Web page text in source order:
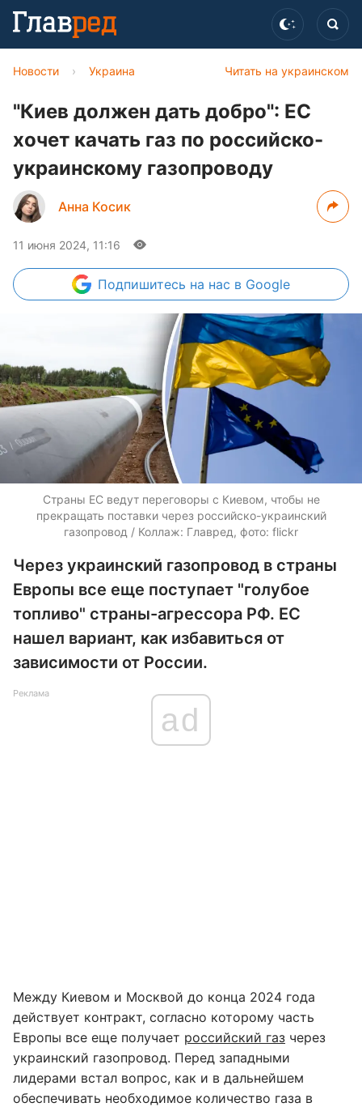
Читать на украинском
Новости › Украина
"Киев должен дать добро": ЕС
хочет качать газ по российско-
украинскому газопроводу
Анна Косик
11 июня 2024, 11:16
Подпишитесь на нас в Google
Страны ЕС ведут переговоры с Киевом, чтобы не
прекращать поставки через российско-украинский
газопровод / Коллаж: Главред, фото: flickr
Через украинский газопровод в страны
Европы все еще поступает "голубое
топливо" страны-агрессора РФ. ЕС
нашел вариант, как избавиться от
зависимости от России.
Реклама
ad
Между Киевом и Москвой до конца 2024 года
действует контракт, согласно которому часть
Европы все еще получает российский газ через
украинский газопровод. Перед западными
лидерами встал вопрос, как и в дальнейшем
обеспечивать необходимое количество газа в